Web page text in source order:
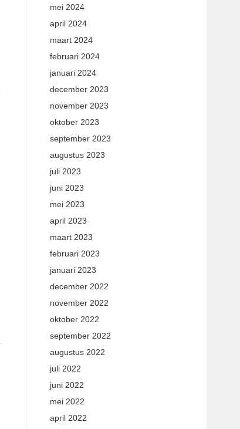
mei 2024
april 2024
maart 2024
februari 2024
januari 2024
december 2023
november 2023
oktober 2023
september 2023
augustus 2023
juli 2023
juni 2023
mei 2023
april 2023
maart 2023
februari 2023
januari 2023
december 2022
november 2022
oktober 2022
september 2022
augustus 2022
juli 2022
juni 2022
mei 2022
april 2022